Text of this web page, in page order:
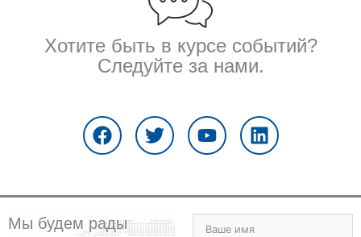
Хотите быть в курсе событий?
Следуйте за нами.
a
c
e
o
o
w
i
t
e
r
o
u
t
b
e
i
n
k
d
i
Мы будем рады